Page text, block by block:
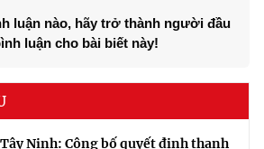
luận nào, hãy trở thành người đầu
luận cho bài biết này!
Tây Ninh: Công bố quyết định thanh